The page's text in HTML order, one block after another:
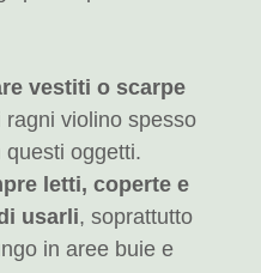
vestiti o scarpe
ragni violino spesso
oggetti.
letti, coperte e
usarli, soprattutto
in aree buie e